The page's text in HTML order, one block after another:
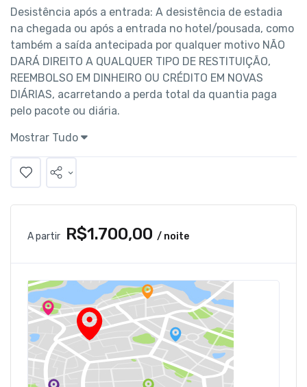
Desistência após a entrada: A desistência de estadia
na chegada ou após a entrada no hotel/pousada, como
também a saída antecipada por qualquer motivo NÃO
DARÁ DIREITO A QUALQUER TIPO DE RESTITUIÇÃO,
REEMBOLSO EM DINHEIRO OU CRÉDITO EM NOVAS
DIÁRIAS, acarretando a perda total da quantia paga
pelo pacote ou diária.
Mostrar Tudo
A partir R$1.700,00 / noite